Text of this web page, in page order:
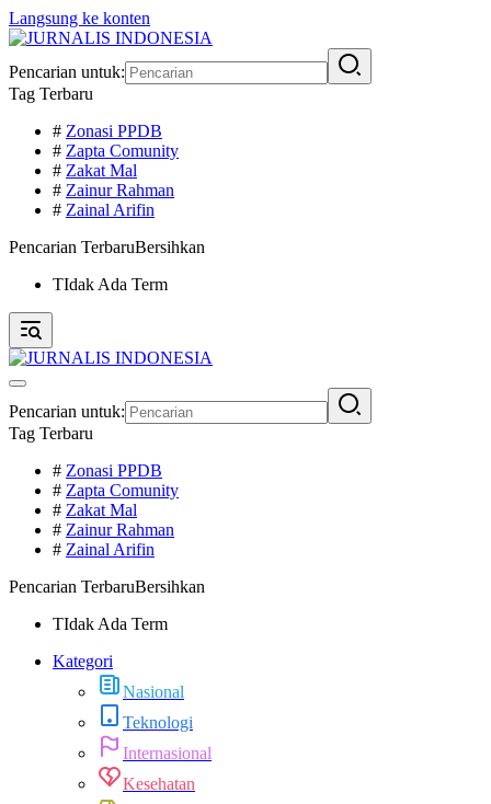
Langsung ke konten
Pencarian untuk:
Tag Terbaru
# Zonasi PPDB
# Zapta Comunity
# Zakat Mal
# Zainur Rahman
# Zainal Arifin
Pencarian TerbaruBersihkan
TIdak Ada Term
Pencarian untuk:
Tag Terbaru
# Zonasi PPDB
# Zapta Comunity
# Zakat Mal
# Zainur Rahman
# Zainal Arifin
Pencarian TerbaruBersihkan
TIdak Ada Term
Kategori
Nasional
Teknologi
Internasional
Kesehatan